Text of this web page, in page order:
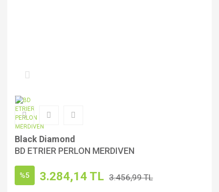
Black Diamond
BD ETRIER PERLON MERDIVEN
%5 3.284,14 TL 3.456,99 TL